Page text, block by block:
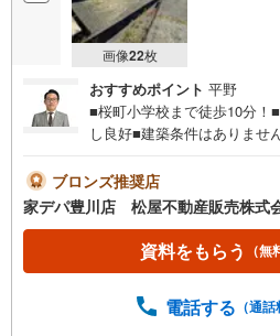
画像22枚
おすすめポイント 平野
■桜町小学校まで徒歩10分！
し良好■建築条件はありませ
フインフォメーション ・
井中学校 徒歩19分 ・桜町
屋不動産販売 のつよみ●・
市の4店舗営業中！三河エ
かせください。新築戸建、
物件のリフォーム実績多数
ブロンズ推奨店
家デパ豊川店 松屋不動産販売株式
資料をもらう （無
電話する （通